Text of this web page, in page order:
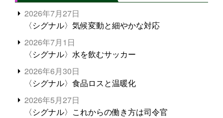
2026年7月27日
〈シグナル〉気候変動と細やかな対応
2026年7月1日
〈シグナル〉水を飲むサッカー
2026年6月30日
〈シグナル〉食品ロスと温暖化
2026年5月27日
〈シグナル〉これからの働き方は司令官